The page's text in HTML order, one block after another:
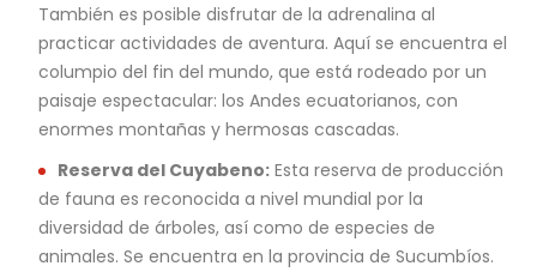
También es posible disfrutar de la adrenalina al
practicar actividades de aventura. Aquí se encuentra el
columpio del fin del mundo, que está rodeado por un
paisaje espectacular: los Andes ecuatorianos, con
enormes montañas y hermosas cascadas.
Reserva del Cuyabeno: Esta reserva de producción
de fauna es reconocida a nivel mundial por la
diversidad de árboles, así como de especies de
animales. Se encuentra en la provincia de Sucumbíos.